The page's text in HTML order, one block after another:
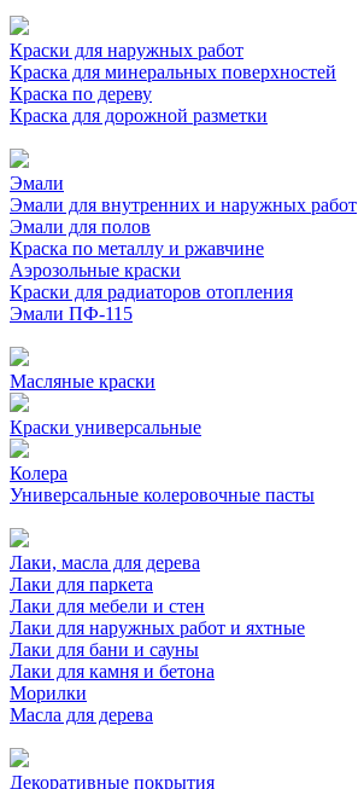
Краски для наружных работ
Краска для минеральных поверхностей
Краска по дереву
Краска для дорожной разметки
Эмали
Эмали для внутренних и наружных работ
Эмали для полов
Краска по металлу и ржавчине
Аэрозольные краски
Краски для радиаторов отопления
Эмали ПФ-115
Масляные краски
Краски универсальные
Колера
Универсальные колеровочные пасты
Лаки, масла для дерева
Лаки для паркета
Лаки для мебели и стен
Лаки для наружных работ и яхтные
Лаки для бани и сауны
Лаки для камня и бетона
Морилки
Масла для дерева
Декоративные покрытия